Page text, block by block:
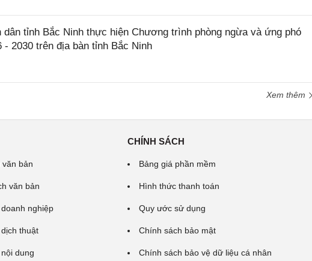
dân tỉnh Bắc Ninh thực hiện Chương trình phòng ngừa và ứng phó
2030 trên địa bàn tỉnh Bắc Ninh
Xem thêm
bản
văn bản
nghiệp
thuật
dung
CHÍNH SÁCH
Bảng giá phần mềm
Hình thức thanh toán
Quy ước sử dụng
Chính sách bảo mật
Chính sách bảo vệ dữ liệu cá nhân